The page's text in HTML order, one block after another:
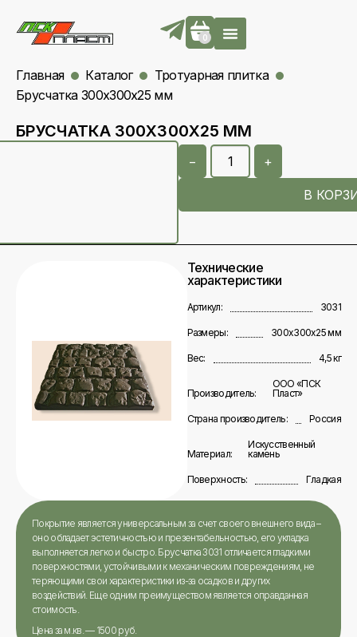
0
Главная Каталог
Тротуарная плитка
Брусчатка 300х300х25 мм
БРУСЧАТКА 300Х300Х25 ММ
− +
В
Технические
характеристики
Артикул: 3031
Размеры: 300х300х25 мм
Вес: 4,5 кг
Производитель:
ООО «ПСК
Пласт»
Страна производитель: Россия
Материал:
Искусственный
камень
Поверхность: Гладкая
Покрытие является универсальным за счет своего внешнего вида –
оно обладает эстетичностью и презентабельностью, его укладка
выполняется легко и быстро. Брусчатка 3031 отличается гладкими
поверхностями, устойчивыми к механическим повреждениям, не
теряющими свои характеристики из-за осадков и других
воздействий. Еще одним преимуществом является оправданная
стоимость.
Цена за м.кв. — 1500 руб.